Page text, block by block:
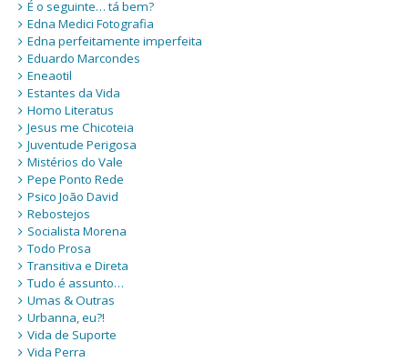
É o seguinte… tá bem?
Edna Medici Fotografia
Edna perfeitamente imperfeita
Eduardo Marcondes
Eneaotil
Estantes da Vida
Homo Literatus
Jesus me Chicoteia
Juventude Perigosa
Mistérios do Vale
Pepe Ponto Rede
Psico João David
Rebostejos
Socialista Morena
Todo Prosa
Transitiva e Direta
Tudo é assunto…
Umas & Outras
Urbanna, eu?!
Vida de Suporte
Vida Perra